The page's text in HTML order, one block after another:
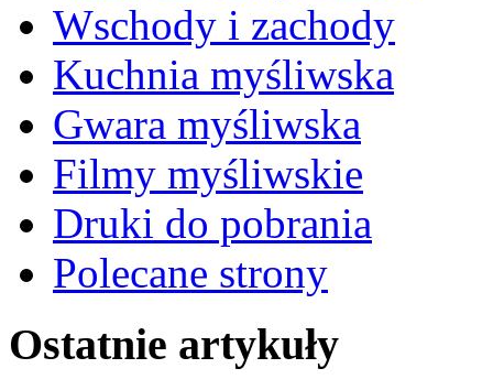
Wschody i zachody
Kuchnia myśliwska
Gwara myśliwska
Filmy myśliwskie
Druki do pobrania
Polecane strony
Ostatnie artykuły